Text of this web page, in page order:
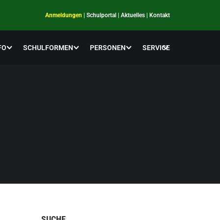
Anmeldungen Schulportal Aktuelles Kontakt
SCHULFORMEN PERSONEN SERVICE